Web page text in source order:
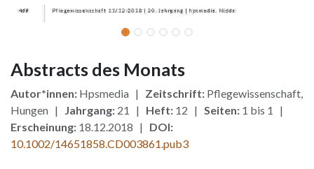
Abstracts des Monats
Autor*innen: Hpsmedia | Zeitschrift: Pflegewissenschaft,
Hungen | Jahrgang: 21 | Heft: 12 | Seiten: 1 bis 1 |
Erscheinung: 18.12.2018 | DOI:
10.1002/14651858.CD003861.pub3